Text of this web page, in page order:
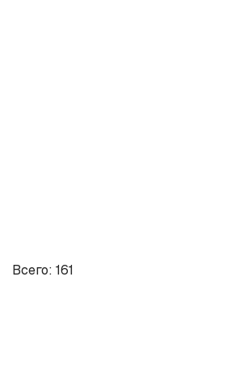
Всего: 161